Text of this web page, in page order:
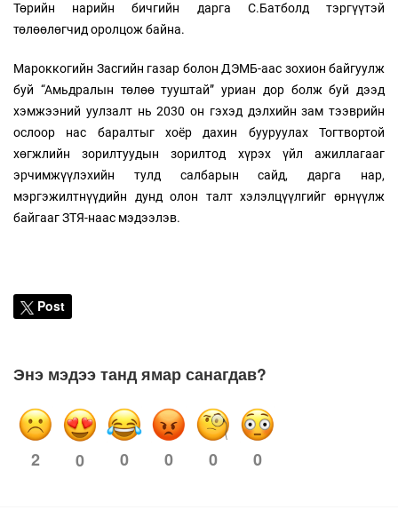
Төрийн нарийн бичгийн дарга С.Батболд тэргүүтэй
төлөөлөгчид оролцож байна.
Мароккогийн Засгийн газар болон ДЭМБ-аас зохион байгуулж
буй “Амьдралын төлөө тууштай” уриан дор болж буй дээд
хэмжээний уулзалт нь 2030 он гэхэд дэлхийн зам тээврийн
ослоор нас баралтыг хоёр дахин бууруулах Тогтвортой
хөгжлийн зорилтуудын зорилтод хүрэх үйл ажиллагааг
эрчимжүүлэхийн тулд салбарын сайд, дарга нар,
мэргэжилтнүүдийн дунд олон талт хэлэлцүүлгийг өрнүүлж
байгааг ЗТЯ-наас мэдээлэв.
Post
Энэ мэдээ танд ямар санагдав?
2 0 0 0 0 0